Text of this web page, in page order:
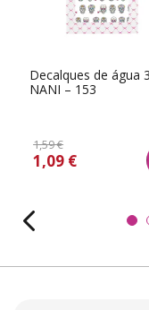
Decalques de água
NANI – 153
1,59 €
1,09 €